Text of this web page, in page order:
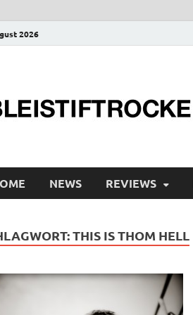
2026
NEWS REVIEWS
THIS IS THOM HELL